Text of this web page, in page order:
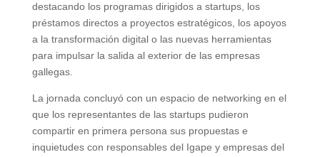
destacando los programas dirigidos a startups, los
préstamos directos a proyectos estratégicos, los apoyos
a la transformación digital o las nuevas herramientas
para impulsar la salida al exterior de las empresas
gallegas.
La jornada concluyó con un espacio de networking en el
que los representantes de las startups pudieron
compartir en primera persona sus propuestas e
inquietudes con responsables del Igape y empresas del